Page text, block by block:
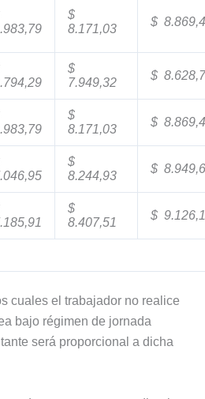
$
8.171,03
$
$
7.949,32
$
$
8.171,03
$
$
8.244,93
$
$
8.407,51
$
cuales el trabajador no realice
bajo régimen de jornada
será proporcional a dicha